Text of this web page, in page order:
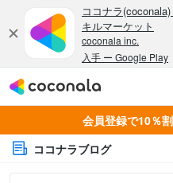
会員登録で10％
ココナラブログ